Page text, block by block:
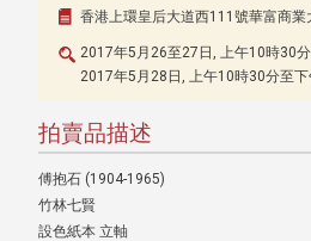
香港上環皇后大道西111號華富商業
2017年5月26至27日, 上午10時30
2017年5月28日, 上午10時30分至
拍賣品描述
傅抱石 (1904-1965)
竹林七賢
設色紙本 立軸